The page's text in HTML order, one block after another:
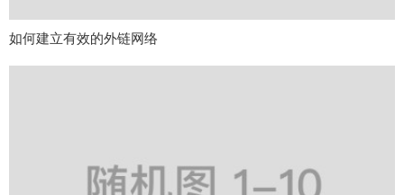
如何建立有效的外链网络